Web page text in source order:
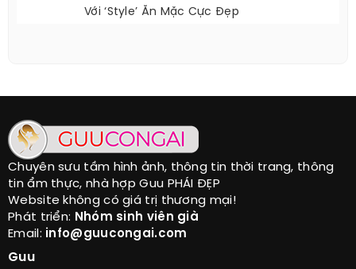
Với ‘style’ Ăn Mặc Cực Đẹp
Chuyên sưu tầm hình ảnh, thông tin thời trang, thông
tin ẩm thực, nhà hợp Guu PHÁI ĐẸP
Website không có giá trị thương mại!
Phát triển: Nhóm sinh viên già
Email: info@guucongai.com
Guu